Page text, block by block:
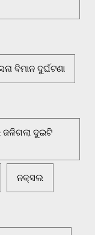
ବିମାନ ଦୁର୍ଘଟଣା
ଜଳିଗଲା ଦୁଇଟି
ନକ୍ସଲ